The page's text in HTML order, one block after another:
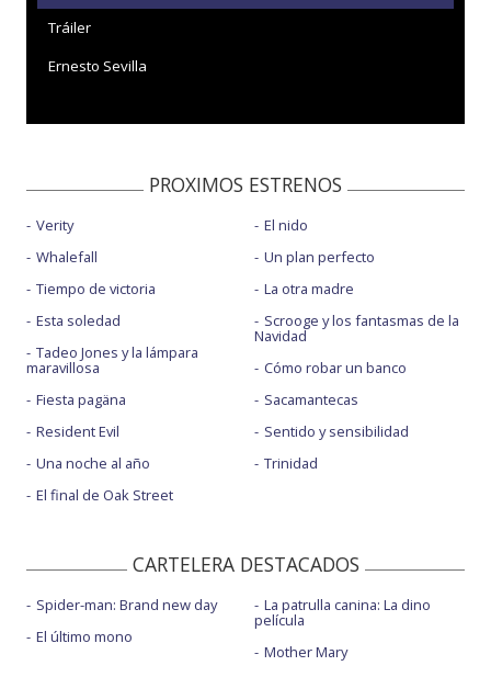
Tráiler
Ernesto Sevilla
PROXIMOS ESTRENOS
Verity
Whalefall
Tiempo de victoria
Esta soledad
Tadeo Jones y la lámpara
maravillosa
Fiesta pagäna
Resident Evil
Una noche al año
El final de Oak Street
El nido
Un plan perfecto
La otra madre
Scrooge y los fantasmas de la
Navidad
Cómo robar un banco
Sacamantecas
Sentido y sensibilidad
Trinidad
CARTELERA DESTACADOS
Spider-man: Brand new day
El último mono
La patrulla canina: La dino
película
Mother Mary